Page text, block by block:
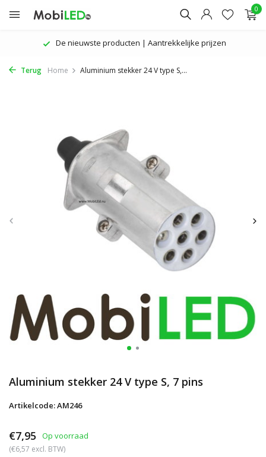
0
De nieuwste producten | Aantrekkelijke prijzen
Terug Home Aluminium stekker 24 V type S,...
Aluminium stekker 24 V type S, 7 pins
Artikelcode: AM246
€7,95 Op voorraad
(€6,57 excl. BTW)